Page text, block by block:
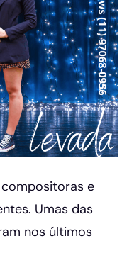
compositoras e
Umas das
nos últimos